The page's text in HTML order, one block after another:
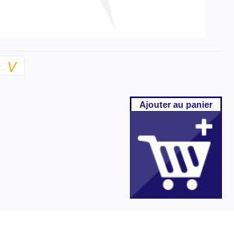
V
Ajouterau panier